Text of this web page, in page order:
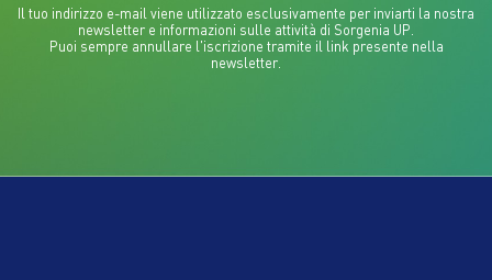
Il tuo indirizzo e-mail viene utilizzato esclusivamente per inviarti la nostra
newsletter e informazioni sulle attività di Sorgenia UP.
Puoi sempre annullare l'iscrizione tramite il link presente nella
newsletter.